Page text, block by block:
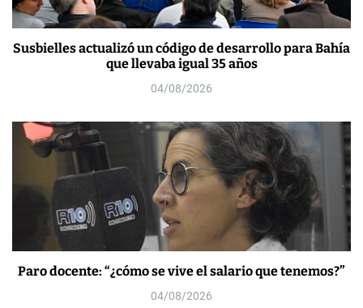
Susbielles actualizó un código de desarrollo para Bahía
que llevaba igual 35 años
04/08/2026
Paro docente: “¿cómo se vive el salario que tenemos?”
04/08/2026